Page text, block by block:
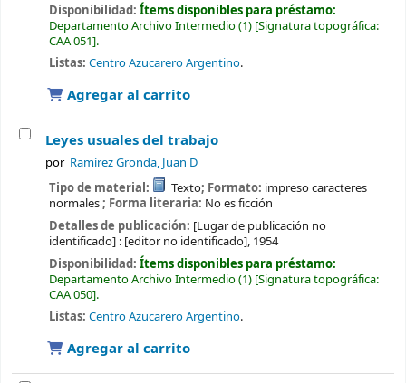
Disponibilidad: Ítems disponibles para préstamo:
Departamento Archivo Intermedio(1) Signatura topográfica:
CAA 051 .
Listas: Centro Azucarero Argentino.
Agregar al carrito
Leyes usuales del trabajo
por Ramírez Gronda, Juan D
Tipo de material: Texto; Formato: impreso caracteres
normales; Forma literaria: No es ficción
Detalles de publicación: [Lugar de publicación no
identificado] : [editor no identificado], 1954
Disponibilidad: Ítems disponibles para préstamo:
Departamento Archivo Intermedio(1) Signatura topográfica:
CAA 050 .
Listas: Centro Azucarero Argentino.
Agregar al carrito